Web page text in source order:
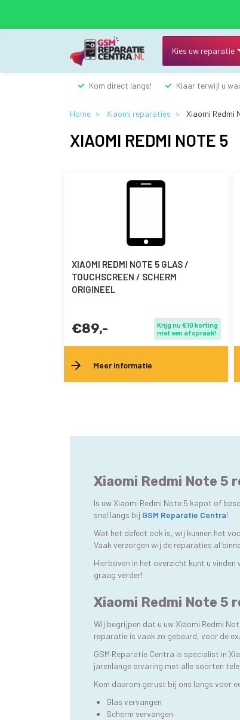
naar
Kies uw reparatie
Kom direct langs! Klaar terwijl u
Home Xiaomi reparaties Xiaomi Redmi
XIAOMI REDMI NOTE 5
XIAOMI REDMI NOTE 5 GLAS /
TOUCHSCREEN / SCHERM
ORIGINEEL
€89,-
Krijg nu €10 korting
met een afspraak!
Meer informatie
Xiaomi Redmi Note 5
Is uw Xiaomi Redmi Note 5 kapot of
snel langs bij GSM Reparatie Centra!
Wat het defect ook is, wij kunnen het
Vaak verzorgen wij de reparaties al
Hierboven in het overzicht kunt u
graag verder!
Xiaomi Redmi Note 5
Wij begrijpen dat u uw Xiaomi Redmi
reparatie is vaak zo gebeurd, voor de
GSM Reparatie Centra is specialist in
jarenlange ervaring met alle soorten
Kom daarom gerust bij ons langs voor
Glas vervangen
Scherm vervangen